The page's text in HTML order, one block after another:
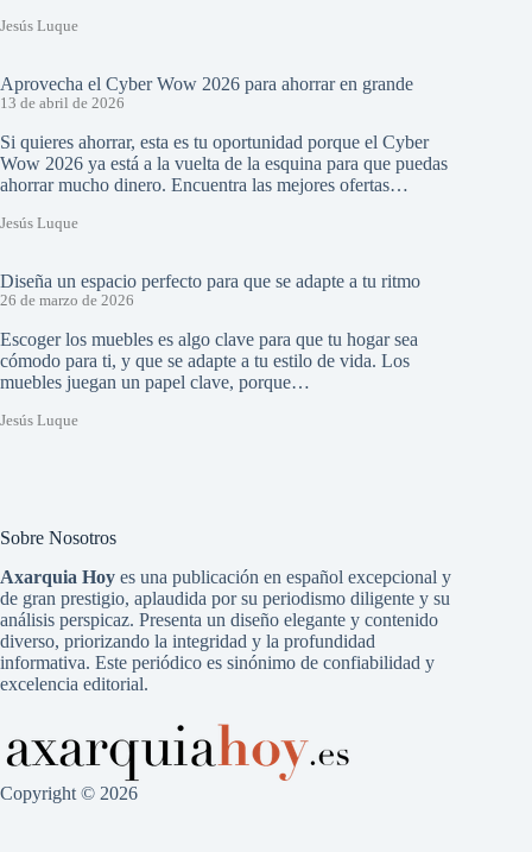
Jesús Luque
Aprovecha el Cyber Wow 2026 para ahorrar en grande
13 de abril de 2026
Si quieres ahorrar, esta es tu oportunidad porque el Cyber
Wow 2026 ya está a la vuelta de la esquina para que puedas
ahorrar mucho dinero. Encuentra las mejores ofertas…
Jesús Luque
Diseña un espacio perfecto para que se adapte a tu ritmo
26 de marzo de 2026
Escoger los muebles es algo clave para que tu hogar sea
cómodo para ti, y que se adapte a tu estilo de vida. Los
muebles juegan un papel clave, porque…
Jesús Luque
Sobre Nosotros
Axarquia Hoy es una publicación en español excepcional y
de gran prestigio, aplaudida por su periodismo diligente y su
análisis perspicaz. Presenta un diseño elegante y contenido
diverso, priorizando la integridad y la profundidad
informativa. Este periódico es sinónimo de confiabilidad y
excelencia editorial.
Copyright © 2026